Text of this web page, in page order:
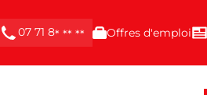
07 71 8* ** ** Offres d'emploi